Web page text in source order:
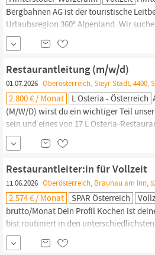
Bergbahnen AG ist der touristische
Urlaubsregion 360° Alpenland. Wir
2026eine
Restaurantleiter
(m/w/d) für
Anstellungsart: Zeit- / Saisonvertrag
Leitung des Restaurantbetriebs
Motivation des gesamten Teams
Restaurantleitung (m/w/d)
01.07.2026 Oberösterreich, Steyr Stadt, 4400,
2.800 € / Monat L Osteria - Österreich
(M/W/D) wirst du ein wichtiger Teil
sein und eines von 17 L Osteria-
AlsRestaurantleiter
Genau hier kommst du ins Spiel und das
ohne...
Restaurantleiter:in für Vollzeit
11.06.2026 Oberösterreich, Braunau am Inn,
2.574 € / Monat SPAR Österreich
brutto/Monat Dein Profil Kochen ist
bist routiniert in den unterschiedlichsten
verfügst über die Fähigkeit in deiner
behalten Im Team zu arbeiten und sich